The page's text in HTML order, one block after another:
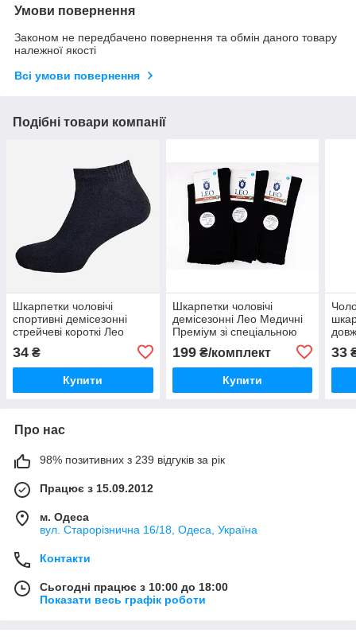
Умови повернення
Законом не передбачено повернення та обмін даного товару
належної якості
Всі умови повернення
Подібні товари компанії
Шкарпетки чоловічі
спортивні демісезонні
стрейчеві короткі Лео
34 ₴
Купити
Шкарпетки чоловічі
демісезонні Лео Медичні
Преміум зі спеціальною
гумкою для набряклих ніг
чорні 3 пари
199₴/комплект
Купити
33
Про нас
98% позитивних з 239 відгуків за рік
Працює з 15.09.2012
м. Одеса
вул. Старорізнична 16/18, Одеса, Україна
Контакти
Сьогодні працює з 10:00 до 18:00
Показати весь графік роботи